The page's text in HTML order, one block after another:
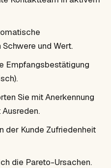
und Wert.
Empfangsbestätigung
Sie mit Anerkennung
der Kunde Zufriedenheit
die Pareto-Ursachen.